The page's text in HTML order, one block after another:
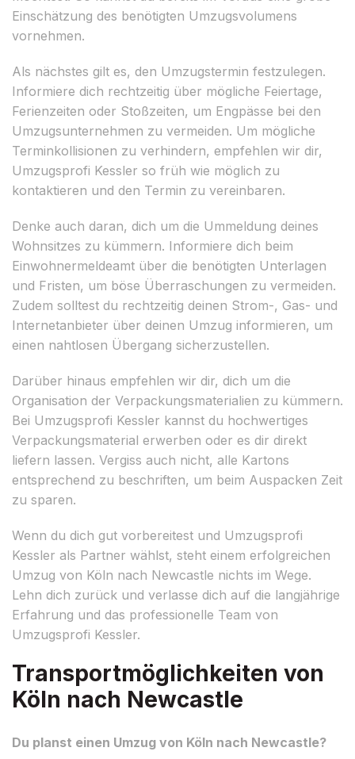
Einschätzung des benötigten Umzugsvolumens
vornehmen.
Als nächstes gilt es, den Umzugstermin festzulegen.
Informiere dich rechtzeitig über mögliche Feiertage,
Ferienzeiten oder Stoßzeiten, um Engpässe bei den
Umzugsunternehmen zu vermeiden. Um mögliche
Terminkollisionen zu verhindern, empfehlen wir dir,
Umzugsprofi Kessler so früh wie möglich zu
kontaktieren und den Termin zu vereinbaren.
Denke auch daran, dich um die Ummeldung deines
Wohnsitzes zu kümmern. Informiere dich beim
Einwohnermeldeamt über die benötigten Unterlagen
und Fristen, um böse Überraschungen zu vermeiden.
Zudem solltest du rechtzeitig deinen Strom-, Gas- und
Internetanbieter über deinen Umzug informieren, um
einen nahtlosen Übergang sicherzustellen.
Darüber hinaus empfehlen wir dir, dich um die
Organisation der Verpackungsmaterialien zu kümmern.
Bei Umzugsprofi Kessler kannst du hochwertiges
Verpackungsmaterial erwerben oder es dir direkt
liefern lassen. Vergiss auch nicht, alle Kartons
entsprechend zu beschriften, um beim Auspacken Zeit
zu sparen.
Wenn du dich gut vorbereitest und Umzugsprofi
Kessler als Partner wählst, steht einem erfolgreichen
Umzug von Köln nach Newcastle nichts im Wege.
Lehn dich zurück und verlasse dich auf die langjährige
Erfahrung und das professionelle Team von
Umzugsprofi Kessler.
Transportmöglichkeiten von
Köln nach Newcastle
Du planst einen Umzug von Köln nach Newcastle?